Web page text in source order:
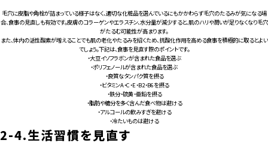
毛穴に皮脂や角栓が詰まっている様子はなく、適切な化粧品を選んでいるにもかかわらず毛穴のたるみが気になる場
合、食事の見直しも有効です。皮膚のコラーゲンやエラスチン、水分量が減少すると、肌のハリや潤いが足りなくなり毛穴
がたるむ可能性が高まります。
また、体内の活性酸素が増えることでも肌の老化やたるみを招くため、抗酸化作用を高める食事を積極的に取るとよい
でしょう。下記は、食事を見直す際のポイントです。
・大豆イソフラボンが含まれた食品を選ぶ
・ポリフェノールが含まれた食品を選ぶ
・良質なタンパク質を摂る
・ビタミンA・C・E・B2・B6を摂る
・鉄分・硫黄・亜鉛を摂る
・脂肪や糖分を多く含んだ食べ物は避ける
・アルコールの飲みすぎを避ける
・冷たいものは避ける
2-4.生活習慣を見直す